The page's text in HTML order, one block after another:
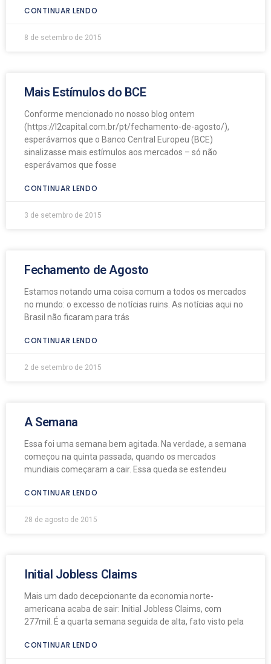
CONTINUAR LENDO
8 de setembro de 2015
Mais Estímulos do BCE
Conforme mencionado no nosso blog ontem
(https://l2capital.com.br/pt/fechamento-de-agosto/),
esperávamos que o Banco Central Europeu (BCE)
sinalizasse mais estímulos aos mercados – só não
esperávamos que fosse
CONTINUAR LENDO
3 de setembro de 2015
Fechamento de Agosto
Estamos notando uma coisa comum a todos os mercados
no mundo: o excesso de notícias ruins. As notícias aqui no
Brasil não ficaram para trás
CONTINUAR LENDO
2 de setembro de 2015
A Semana
Essa foi uma semana bem agitada. Na verdade, a semana
começou na quinta passada, quando os mercados
mundiais começaram a cair. Essa queda se estendeu
CONTINUAR LENDO
28 de agosto de 2015
Initial Jobless Claims
Mais um dado decepcionante da economia norte-
americana acaba de sair: Initial Jobless Claims, com
277mil. É a quarta semana seguida de alta, fato visto pela
CONTINUAR LENDO